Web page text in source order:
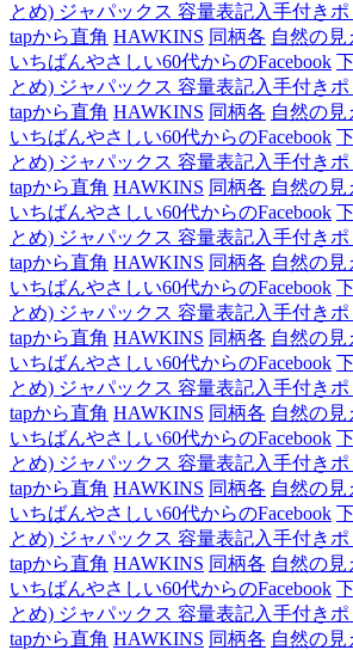
とめ) ジャパックス 容量表記入手付きポ
tapから直角 HAWKINS 同柄各 自然の
いちばんやさしい60代からのFacebook
とめ) ジャパックス 容量表記入手付きポ
tapから直角 HAWKINS 同柄各 自然の
いちばんやさしい60代からのFacebook
とめ) ジャパックス 容量表記入手付きポ
tapから直角 HAWKINS 同柄各 自然の
いちばんやさしい60代からのFacebook
とめ) ジャパックス 容量表記入手付きポ
tapから直角 HAWKINS 同柄各 自然の
いちばんやさしい60代からのFacebook
とめ) ジャパックス 容量表記入手付きポ
tapから直角 HAWKINS 同柄各 自然の
いちばんやさしい60代からのFacebook
とめ) ジャパックス 容量表記入手付きポ
tapから直角 HAWKINS 同柄各 自然の
いちばんやさしい60代からのFacebook
とめ) ジャパックス 容量表記入手付きポ
tapから直角 HAWKINS 同柄各 自然の
いちばんやさしい60代からのFacebook
とめ) ジャパックス 容量表記入手付きポ
tapから直角 HAWKINS 同柄各 自然の
いちばんやさしい60代からのFacebook
とめ) ジャパックス 容量表記入手付きポ
tapから直角 HAWKINS 同柄各 自然の